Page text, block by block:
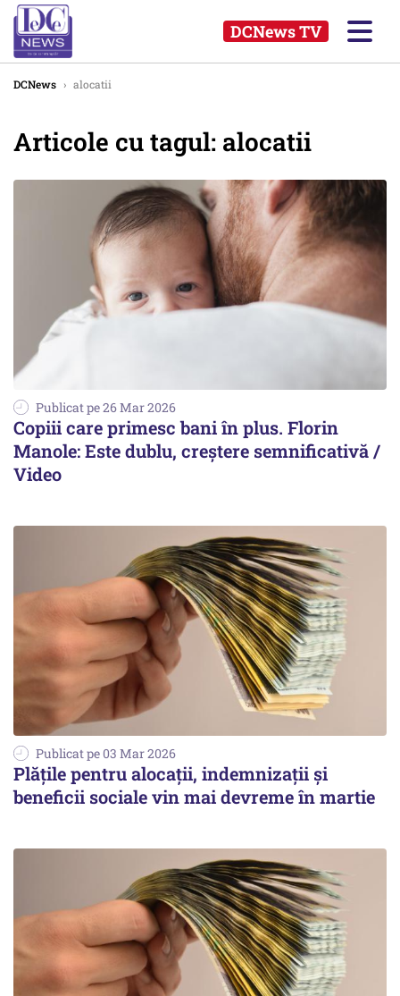
DCNews TV
DCNews › alocatii
Articole cu tagul: alocatii
Publicat pe 26 Mar 2026
Copiii care primesc bani în plus. Florin
Manole: Este dublu, creștere semnificativă /
Video
Publicat pe 03 Mar 2026
Plățile pentru alocații, indemnizații și
beneficii sociale vin mai devreme în martie